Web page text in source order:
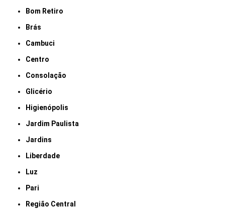
Bom Retiro
Brás
Cambuci
Centro
Consolação
Glicério
Higienópolis
Jardim Paulista
Jardins
Liberdade
Luz
Pari
Região Central